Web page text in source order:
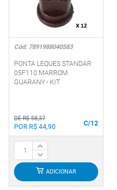
Cód: 7891988040583
PONTA LEQUES STANDAR
05F110 MARROM
GUARANY - KIT
DE R$ 58,37
POR R$ 44,90 C/12
ADICIONAR